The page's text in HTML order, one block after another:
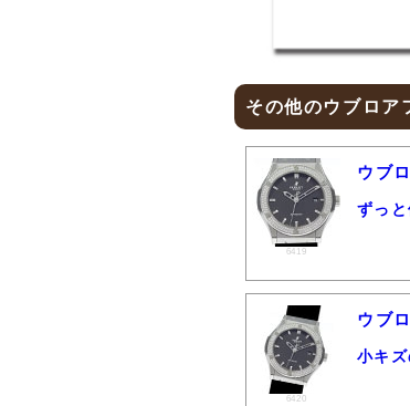
その他のウブロア
6419
ウブ
ずっ
6420
ウブ
小キ